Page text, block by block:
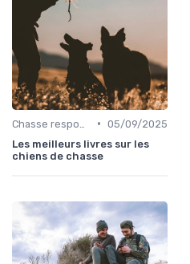
• 05/09/2025
Les meilleurs livres sur les
chiens de chasse